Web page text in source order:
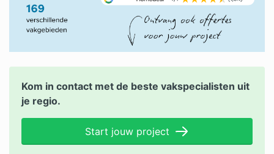
Kom in contact met de beste vakspecialisten uit
je regio.
Start jouw project